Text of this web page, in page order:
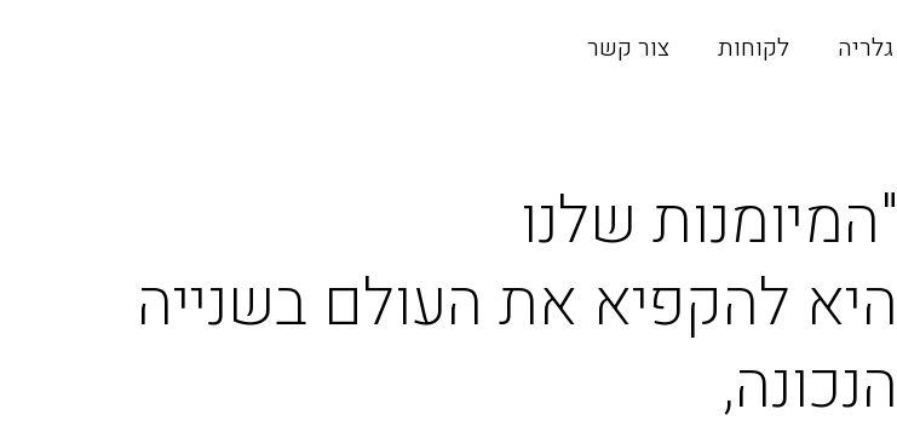
גלריה לקוחות צור קשר
"המיומנות שלנו
היא להקפיא את העולם בשנייה
הנכונה,